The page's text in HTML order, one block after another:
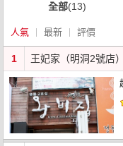
全部(13)
人氣 最新 評價
1 王妃家（明洞2號店）